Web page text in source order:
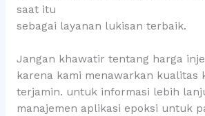
saat itu
sebagai layanan lukisan terbaik.
Jangan khawatir tentang harga
karena kami menawarkan kualitas
terjamin. untuk informasi lebih
manajemen aplikasi epoksi untuk